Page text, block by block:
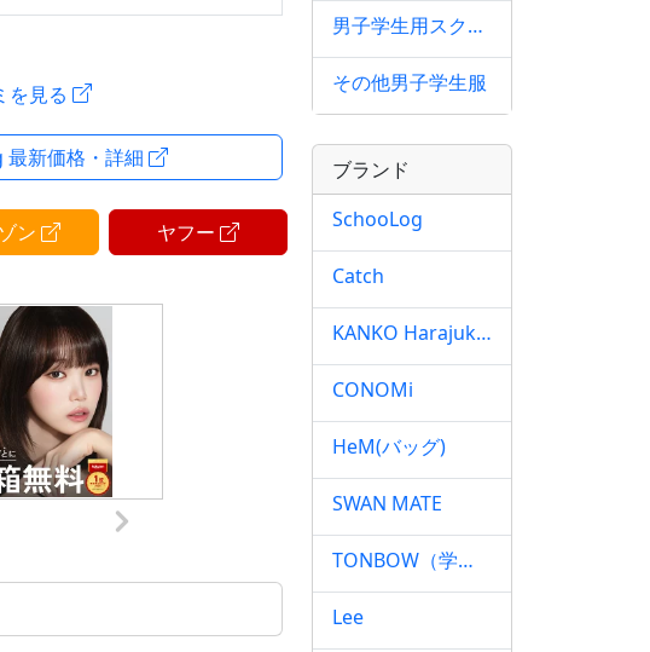
といえば、涼しさ抜群の夏
いOKなので手軽にお手入
油・抗菌消臭加工が施され
にせず快適に過ごせます。
持っておススメできる商
選びいただけます。
能
ち！夏の学生生活を安心サ
を見る
新価格・詳細
ン ヤフー
男子学生用スクールバッグ、学生鞄
その他男子学生服
ブランド
SchooLog
Catch
KANKO Harajuku Select
CONOMi
HeM(バッグ)
SWAN MATE
TONBOW（学生服）
Lee